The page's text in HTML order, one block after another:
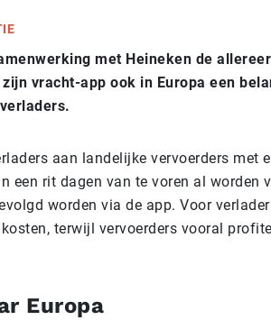
met Heineken de
vracht-app ook in Europa een
aan landelijke vervoerders met
een rit dagen van te voren al worden
worden via de app. Voor
terwijl vervoerders vooral
Europa